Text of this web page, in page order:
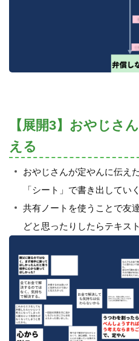
【展開3】おやじさ
える
おやじさんが定やんに伝え
「シート」で書き出していく
共有ノートを使うことで友
どと思ったりしたらテキス